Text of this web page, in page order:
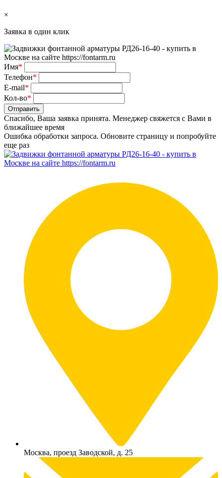
×
Заявка в один клик
Имя*
Телефон*
E-mail*
Кол-во*
Отправить
Спасибо, Ваша заявка принята. Менеджер свяжется с Вами в
ближайшее время
Ошибка обработки запроса. Обновите страницу и попробуйте
еще раз
Москва, проезд Заводской, д. 25